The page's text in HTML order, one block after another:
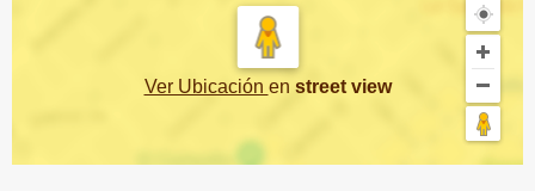
Ver Ubicación en street view